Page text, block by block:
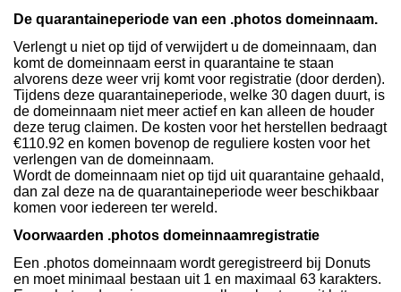
De quarantaineperiode van een .photos domeinnaam.
Verlengt u niet op tijd of verwijdert u de domeinnaam, dan
komt de domeinnaam eerst in quarantaine te staan
alvorens deze weer vrij komt voor registratie (door derden).
Tijdens deze quarantaineperiode, welke 30 dagen duurt, is
de domeinnaam niet meer actief en kan alleen de houder
deze terug claimen. De kosten voor het herstellen bedraagt
€110.92 en komen bovenop de reguliere kosten voor het
verlengen van de domeinnaam.
Wordt de domeinnaam niet op tijd uit quarantaine gehaald,
dan zal deze na de quarantaineperiode weer beschikbaar
komen voor iedereen ter wereld.
Voorwaarden .photos domeinnaamregistratie
Een .photos domeinnaam wordt geregistreerd bij Donuts
en moet minimaal bestaan uit 1 en maximaal 63 karakters.